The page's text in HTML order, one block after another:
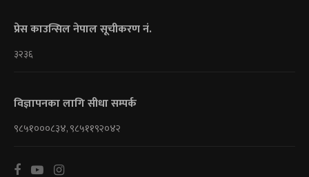
प्रेस काउन्सिल नेपाल सूचीकरण नं.
३२३६
विज्ञापनका लागि सीधा सम्पर्क
९८५१०००८३४, ९८५११९२०४२